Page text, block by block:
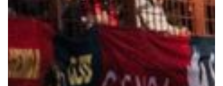
Summer Sale
Accessori